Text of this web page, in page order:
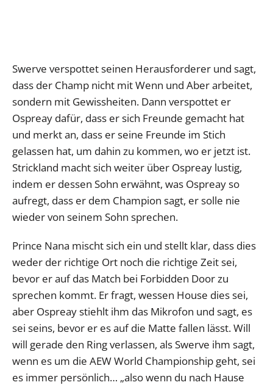
Swerve verspottet seinen Herausforderer und sagt,
dass der Champ nicht mit Wenn und Aber arbeitet,
sondern mit Gewissheiten. Dann verspottet er
Ospreay dafür, dass er sich Freunde gemacht hat
und merkt an, dass er seine Freunde im Stich
gelassen hat, um dahin zu kommen, wo er jetzt ist.
Strickland macht sich weiter über Ospreay lustig,
indem er dessen Sohn erwähnt, was Ospreay so
aufregt, dass er dem Champion sagt, er solle nie
wieder von seinem Sohn sprechen.
Prince Nana mischt sich ein und stellt klar, dass dies
weder der richtige Ort noch die richtige Zeit sei,
bevor er auf das Match bei Forbidden Door zu
sprechen kommt. Er fragt, wessen House dies sei,
aber Ospreay stiehlt ihm das Mikrofon und sagt, es
sei seins, bevor er es auf die Matte fallen lässt. Will
will gerade den Ring verlassen, als Swerve ihm sagt,
wenn es um die AEW World Championship geht, sei
es immer persönlich… „also wenn du nach Hause